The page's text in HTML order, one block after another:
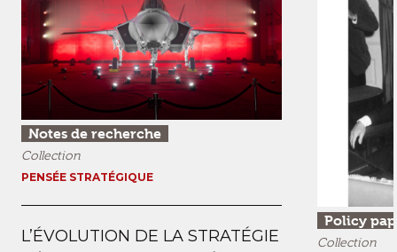
Notes de recherche
Collection
PENSÉE STRATÉGIQUE
L’ÉVOLUTION DE LA STRATÉGIE
Policy
Collection